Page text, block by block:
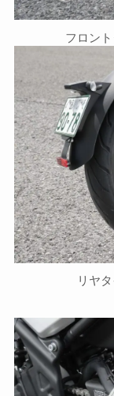
フロン
リヤ